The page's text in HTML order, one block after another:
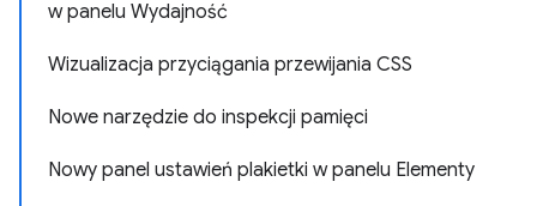
w panelu Wydajność
Wizualizacja przyciągania przewijania CSS
Nowe narzędzie do inspekcji pamięci
Nowy panel ustawień plakietki w panelu Elementy